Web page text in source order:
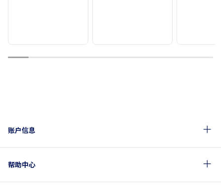
1 2 3 4 5 6 7 8 9 10
账户信息
帮助中心